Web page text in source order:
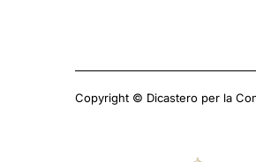
Copyright © Dicastero per la